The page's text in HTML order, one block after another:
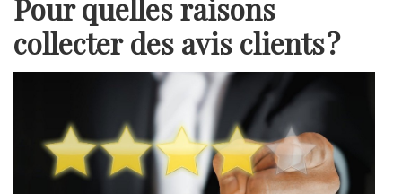
?
Pour quelles raisons
collecter des avis clients ?